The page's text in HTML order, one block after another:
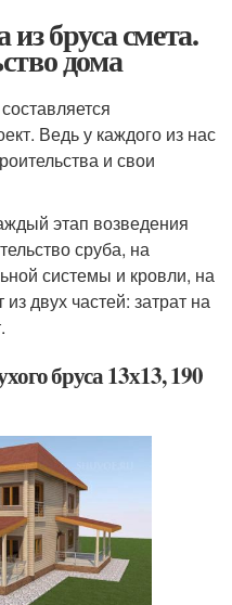
бруса смета.
дома
Ведь у каждого из нас
и свои
этап возведения
сруба, на
системы и кровли, на
из двух частей: затрат на
бруса 13х13, 190